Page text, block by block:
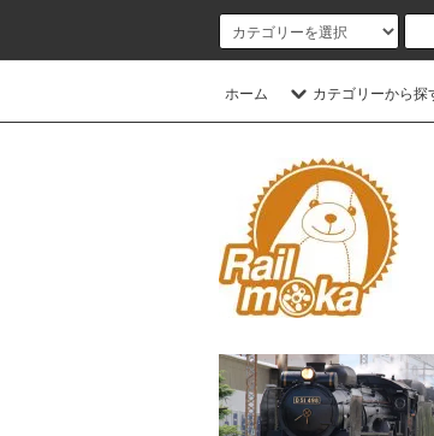
ホーム カテゴリーから探